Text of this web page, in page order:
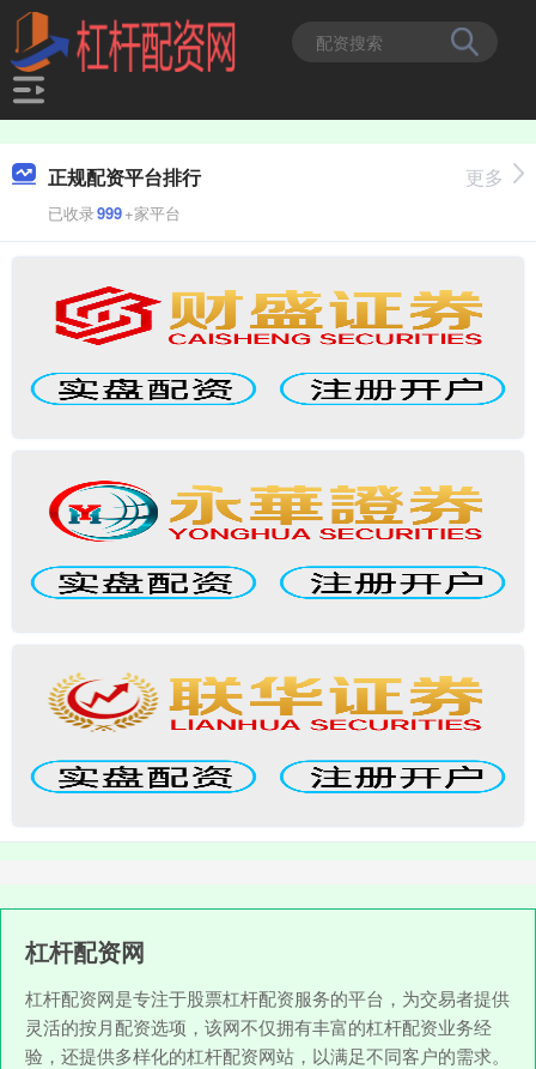
正规配资平台排行
已收录999+家平台
更多
杠杆配资网
杠杆配资网是专注于股票杠杆配资服务的平台，为交易者提供
灵活的按月配资选项，该网不仅拥有丰富的杠杆配资业务经
验，还提供多样化的杠杆配资网站，以满足不同客户的需求。